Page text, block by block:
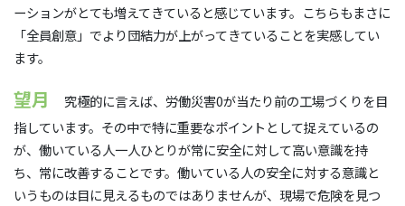
ーションがとても増えてきていると感じています。こちらもまさに
「全員創意」でより団結力が上がってきていることを実感してい
ます。
望月
究極的に言えば、労働災害0が当たり前の工場づくりを目
指しています。その中で特に重要なポイントとして捉えているの
が、働いている人一人ひとりが常に安全に対して高い意識を持
ち、常に改善することです。働いている人の安全に対する意識と
いうものは目に見えるものではありませんが、現場で危険を見つ